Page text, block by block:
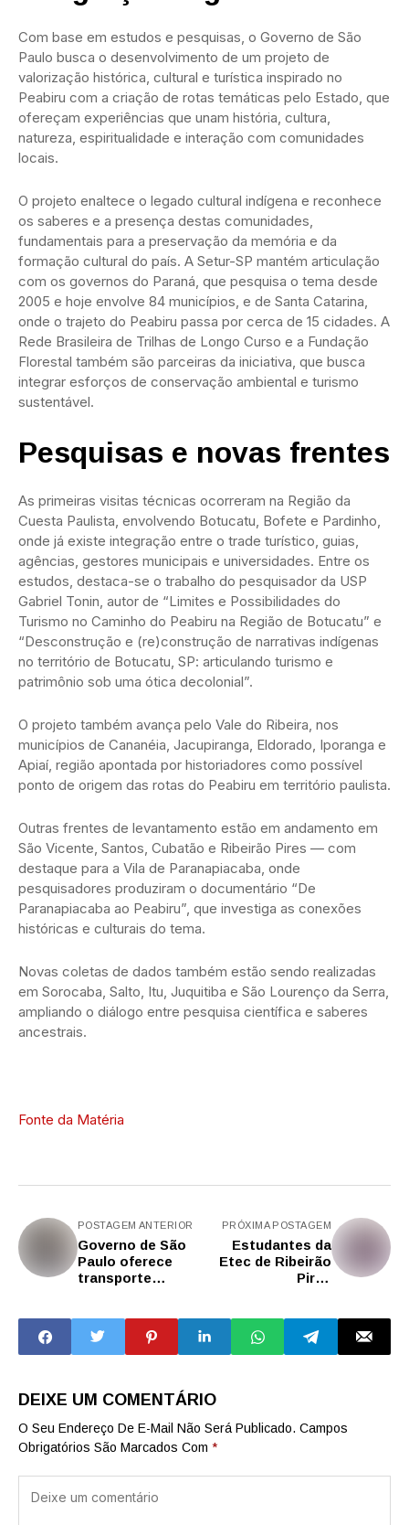
Com base em estudos e pesquisas, o Governo de São
Paulo busca o desenvolvimento de um projeto de
valorização histórica, cultural e turística inspirado no
Peabiru com a criação de rotas temáticas pelo Estado, que
ofereçam experiências que unam história, cultura,
natureza, espiritualidade e interação com comunidades
locais.
O projeto enaltece o legado cultural indígena e reconhece
os saberes e a presença destas comunidades,
fundamentais para a preservação da memória e da
formação cultural do país. A Setur-SP mantém articulação
com os governos do Paraná, que pesquisa o tema desde
2005 e hoje envolve 84 municípios, e de Santa Catarina,
onde o trajeto do Peabiru passa por cerca de 15 cidades. A
Rede Brasileira de Trilhas de Longo Curso e a Fundação
Florestal também são parceiras da iniciativa, que busca
integrar esforços de conservação ambiental e turismo
sustentável.
Pesquisas e novas frentes
As primeiras visitas técnicas ocorreram na Região da
Cuesta Paulista, envolvendo Botucatu, Bofete e Pardinho,
onde já existe integração entre o trade turístico, guias,
agências, gestores municipais e universidades. Entre os
estudos, destaca-se o trabalho do pesquisador da USP
Gabriel Tonin, autor de “Limites e Possibilidades do
Turismo no Caminho do Peabiru na Região de Botucatu” e
“Desconstrução e (re)construção de narrativas indígenas
no território de Botucatu, SP: articulando turismo e
patrimônio sob uma ótica decolonial”.
O projeto também avança pelo Vale do Ribeira, nos
municípios de Cananéia, Jacupiranga, Eldorado, Iporanga e
Apiaí, região apontada por historiadores como possível
ponto de origem das rotas do Peabiru em território paulista.
Outras frentes de levantamento estão em andamento em
São Vicente, Santos, Cubatão e Ribeirão Pires — com
destaque para a Vila de Paranapiacaba, onde
pesquisadores produziram o documentário “De
Paranapiacaba ao Peabiru”, que investiga as conexões
históricas e culturais do tema.
Novas coletas de dados também estão sendo realizadas
em Sorocaba, Salto, Itu, Juquitiba e São Lourenço da Serra,
ampliando o diálogo entre pesquisa científica e saberes
ancestrais.
Fonte da Matéria
POSTAGEM ANTERIOR
Governo de São
Paulo oferece
transporte
estudantes nos
dias de Enem
PRÓXIMA POSTAGEM
Estudantes da
Etec de Ribeirão
Pires
para aumentar
bem-estar de
idosos
DEIXE UM COMENTÁRIO
O Seu Endereço De E-Mail Não Será Publicado. Campos
Obrigatórios São Marcados Com *